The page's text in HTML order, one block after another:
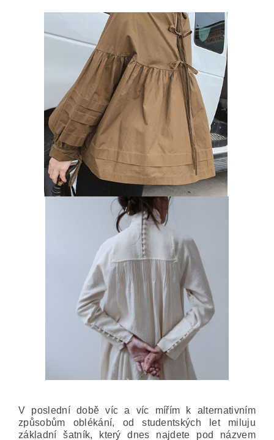
V poslední době víc a víc mířím k alternativním
způsobům oblékání, od studentských let miluju
základní šatník, který dnes najdete pod názvem